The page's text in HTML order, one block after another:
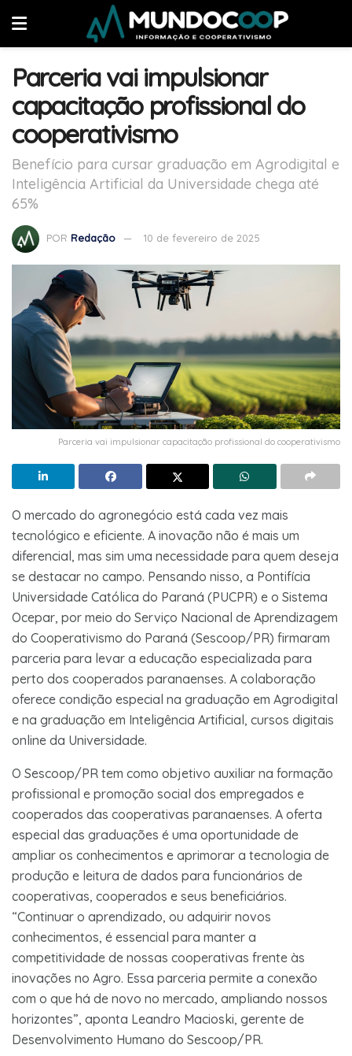
Parceria vai impulsionar
capacitação profissional do
cooperativismo
Benefício para cursar graduação em Agrodigital e
Inteligência Artificial da Universidade chega até
65%
POR Redação 10 de fevereiro de 2025
Parceria vai impulsionar capacitação profissional do cooperativismo
O mercado do agronegócio está cada vez mais
tecnológico e eficiente. A inovação não é mais um
diferencial, mas sim uma necessidade para quem deseja
se destacar no campo. Pensando nisso, a Pontifícia
Universidade Católica do Paraná (PUCPR) e o Sistema
Ocepar, por meio do Serviço Nacional de Aprendizagem
do Cooperativismo do Paraná (Sescoop/PR) firmaram
parceria para levar a educação especializada para
perto dos cooperados paranaenses. A colaboração
oferece condição especial na graduação em Agrodigital
e na graduação em Inteligência Artificial, cursos digitais
online da Universidade.
O Sescoop/PR tem como objetivo auxiliar na formação
profissional e promoção social dos empregados e
cooperados das cooperativas paranaenses. A oferta
especial das graduações é uma oportunidade de
ampliar os conhecimentos e aprimorar a tecnologia de
produção e leitura de dados para funcionários de
cooperativas, cooperados e seus beneficiários.
“Continuar o aprendizado, ou adquirir novos
conhecimentos, é essencial para manter a
competitividade de nossas cooperativas frente às
inovações no Agro. Essa parceria permite a conexão
com o que há de novo no mercado, ampliando nossos
horizontes”, aponta Leandro Macioski, gerente de
Desenvolvimento Humano do Sescoop/PR.